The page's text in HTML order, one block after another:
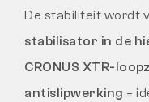
De stabiliteit wordt
stabilisator in de
CRONUS XTR-
antislipwerking –